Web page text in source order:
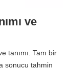
ve
tanımı. Tam bir
sonucu tahmin